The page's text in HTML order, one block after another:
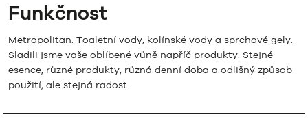
Funkčnost
Metropolitan. Toaletní vody, kolínské vody a sprchové gely.
Sladili jsme vaše oblíbené vůně napříč produkty. Stejné
esence, různé produkty, různá denní doba a odlišný způsob
použití, ale stejná radost.